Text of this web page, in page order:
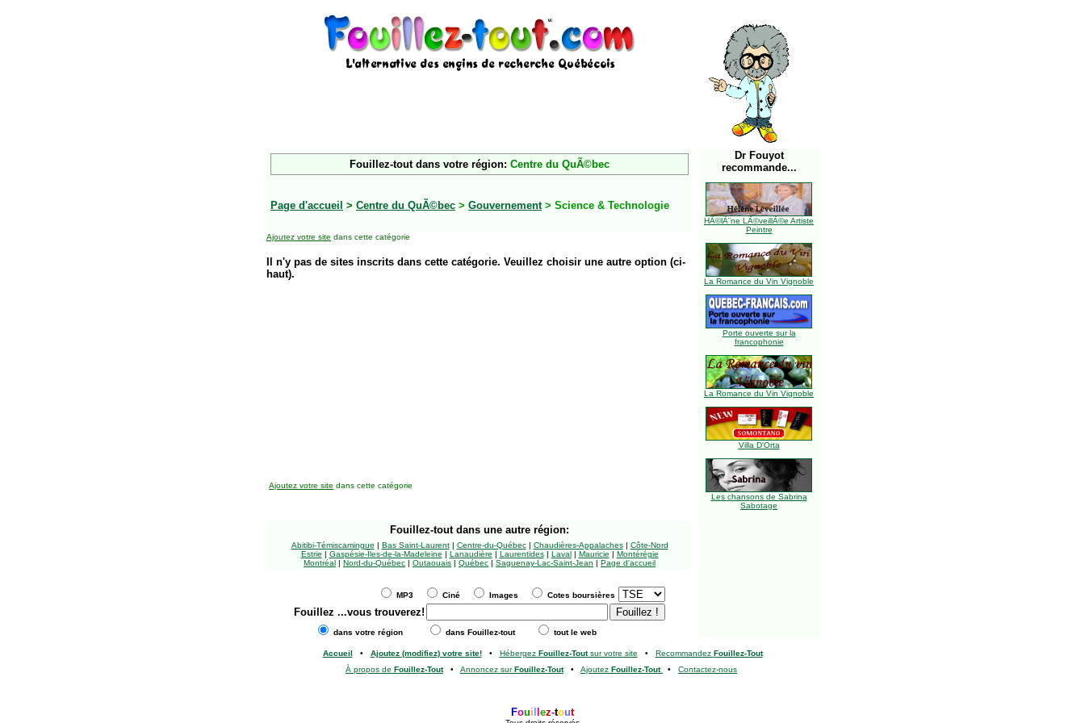
Fouillez-tout dans votre région: Centre du QuÃ©bec
Page d'accueil > Centre du QuÃ©bec > Gouvernement> Science & Technologie
Ajoutez votre site dans cette catégorie
Il n'y pas de sites inscrits dans cette catégorie. Veuillez choisir une autre option (ci-
haut).
Dr Fouyot
recommande...
HÃ©lÃ¨ne LÃ©veillÃ©e Artiste
Peintre
La Romance du Vin Vignoble
Porte ouverte sur la
francophonie
La Romance du Vin Vignoble
Villa D'Orta
Les chansons de Sabrina
Sabotage
Ajoutez votre site dans cette catégorie
Fouillez-tout dans une autre région:
Abitibi-Témiscamingue | Bas Saint-Laurent| Centre-du-Québec| Chaudières-Appalaches| Côte-Nord
Estrie | Gaspésie-Îles-de-la-Madeleine | Lanaudière | Laurentides| Laval| Mauricie | Montérégie
Montréal | Nord-du-Québec | Outaouais | Québec | Saguenay-Lac-Saint-Jean | Page d'accueil
MP3 Ciné Images Cotes boursières
Fouillez ...vous trouverez!
dans votre région dans Fouillez-tout tout le web
Accueil • Ajoutez (modifiez) votre site!• Hébergez Fouillez-Toutsur votre site • Recommandez Fouillez-Tout
À propos de Fouillez-Tout• Annoncez surFouillez-Tout• Ajoutez Fouillez-Tout • Contactez-nous
Foui ez-tout